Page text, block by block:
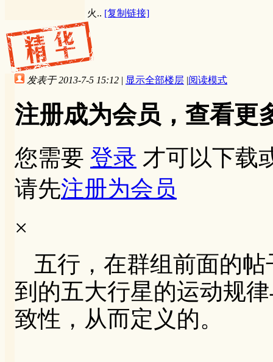
火.. [复制链接]
发表于 2013-7-5 15:12 | 显示全部楼层 |阅读模式
注册成为会员，查看更
您需要 登录 才可以下载
请先注册为会员
×
五行，在群组前面的
到的五大行星的运动规
致性，从而定义的。